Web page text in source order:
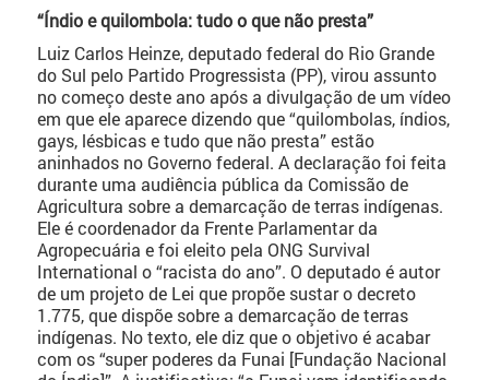
“Índio e quilombola: tudo o que não presta”
Luiz Carlos Heinze, deputado federal do Rio Grande
do Sul pelo Partido Progressista (PP), virou assunto
no começo deste ano após a divulgação de um vídeo
em que ele aparece dizendo que “quilombolas, índios,
gays, lésbicas e tudo que não presta” estão
aninhados no Governo federal. A declaração foi feita
durante uma audiência pública da Comissão de
Agricultura sobre a demarcação de terras indígenas.
Ele é coordenador da Frente Parlamentar da
Agropecuária e foi eleito pela ONG Survival
International o “racista do ano”. O deputado é autor
de um projeto de Lei que propõe sustar o decreto
1.775, que dispõe sobre a demarcação de terras
indígenas. No texto, ele diz que o objetivo é acabar
com os “super poderes da Funai [Fundação Nacional